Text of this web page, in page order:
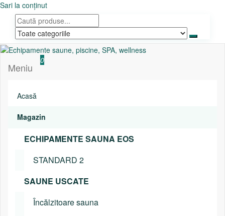
Sari la conținut
Echipamente saune, piscine, SPA, wellness
Relaxeaza-te!
Meniu
0
Acasă
Magazin
ECHIPAMENTE SAUNA EOS
STANDARD 2
SAUNE USCATE
Încălzitoare sauna